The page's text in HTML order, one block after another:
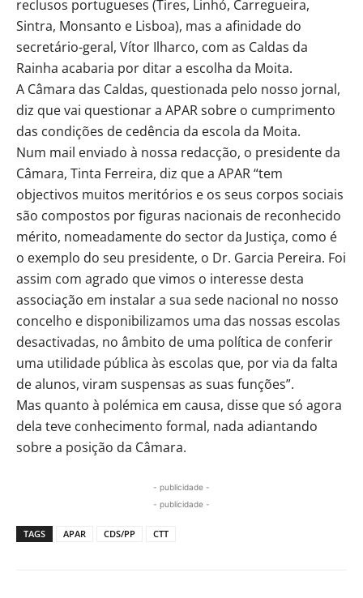
reclusos portugueses (Tires, Linhó, Carregueira,
Sintra, Monsanto e Lisboa), mas a afinidade do
secretário-geral, Vítor Ilharco, com as Caldas da
Rainha acabaria por ditar a escolha da Moita.
A Câmara das Caldas, questionada pelo nosso jornal,
diz que vai questionar a APAR sobre o cumprimento
das condições de cedência da escola da Moita.
Num mail enviado à nossa redacção, o presidente da
Câmara, Tinta Ferreira, diz que a APAR “tem
objectivos muitos meritórios e os seus corpos sociais
são compostos por figuras nacionais de reconhecido
mérito, nomeadamente do sector da Justiça, como é
o exemplo do seu presidente, o Dr. Garcia Pereira. Foi
assim com agrado que vimos o interesse desta
associação em instalar a sua sede nacional no nosso
concelho e disponibilizamos uma das nossas escolas
desactivadas, no âmbito de uma política de conferir
uma utilidade pública às escolas que, por via da falta
de alunos, viram suspensas as suas funções”.
Mas quanto à polémica em causa, disse que só agora
dela teve conhecimento formal, nada adiantando
sobre a posição da Câmara.
- publicidade -
- publicidade -
TAGS APAR CDS/PP CTT